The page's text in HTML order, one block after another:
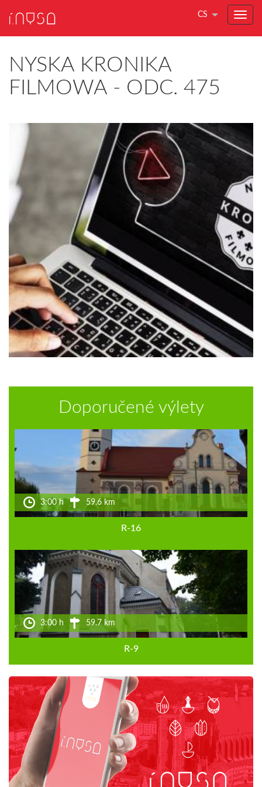
CS
NYSKA KRONIKA
FILMOWA - ODC. 475
Doporučené výlety
3:00 h 59.6 km
R-16
3:00 h 59.7 km
R-9